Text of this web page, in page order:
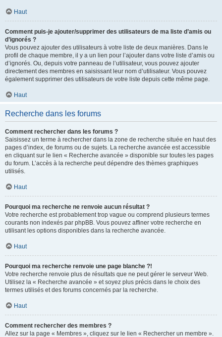
Haut
Comment puis-je ajouter/supprimer des utilisateurs de ma liste d’amis ou
d’ignorés ?
Vous pouvez ajouter des utilisateurs à votre liste de deux manières. Dans le
profil de chaque membre, il y a un lien pour l’ajouter dans votre liste d’amis ou
d’ignorés. Ou, depuis votre panneau de l’utilisateur, vous pouvez ajouter
directement des membres en saisissant leur nom d’utilisateur. Vous pouvez
également supprimer des utilisateurs de votre liste depuis cette même page.
Haut
Recherche dans les forums
Comment rechercher dans les forums ?
Saisissez un terme à rechercher dans la zone de recherche située en haut des
pages d’index, de forums ou de sujets. La recherche avancée est accessible
en cliquant sur le lien « Recherche avancée » disponible sur toutes les pages
du forum. L’accès à la recherche peut dépendre des thèmes graphiques
utilisés.
Haut
Pourquoi ma recherche ne renvoie aucun résultat ?
Votre recherche est probablement trop vague ou comprend plusieurs termes
courants non indexés par phpBB. Vous pouvez affiner votre recherche en
utilisant les options disponibles dans la recherche avancée.
Haut
Pourquoi ma recherche renvoie une page blanche ?!
Votre recherche renvoie plus de résultats que ne peut gérer le serveur Web.
Utilisez la « Recherche avancée » et soyez plus précis dans le choix des
termes utilisés et des forums concernés par la recherche.
Haut
Comment rechercher des membres ?
Allez sur la page « Membres », cliquez sur le lien « Rechercher un membre ».